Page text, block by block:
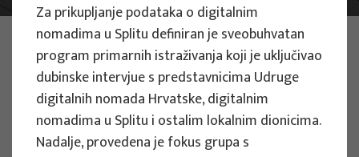
FOTO:ILUSTRATIVNA FOTOGRAFIJA
Projekti
Filtriraj
Za prikupljanje podataka o digitalnim
nomadima u Splitu definiran je sveobuhvatan
program primarnih istraživanja koji je uključivao
dubinske intervjue s predstavnicima Udruge
digitalnih nomada Hrvatske, digitalnim
nomadima u Splitu i ostalim lokalnim dionicima.
Nadalje, provedena je fokus grupa s